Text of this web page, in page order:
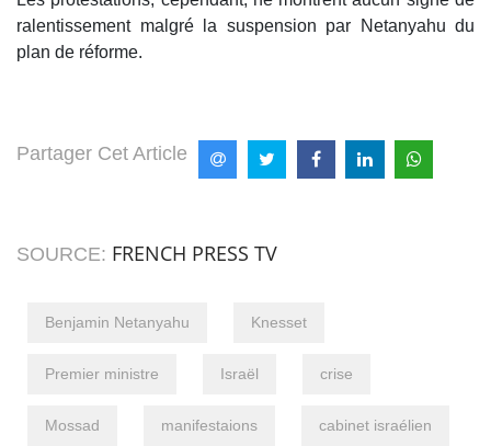
ralentissement malgré la suspension par Netanyahu du
plan de réforme.
Partager Cet Article
SOURCE: FRENCH PRESS TV
Benjamin Netanyahu Knesset
Premier ministre Israël crise
Mossad manifestaions cabinet israélien